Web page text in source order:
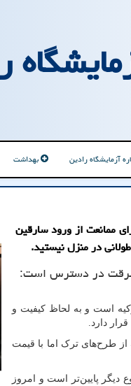
آزمایشگاه رادین بهداشت
ممانعت از ورود سارقین
در منزل نیستید.
در دسترس است:
است و به لحاظ کیفیت و
دارد.
از طرح‌های ترک اما با قیمت
دیگر پایین‌تر است و امروز